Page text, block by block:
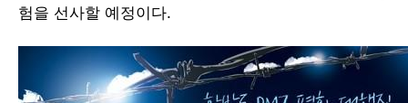
험을 선사할 예정이다.